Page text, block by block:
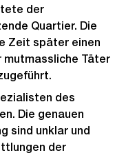
der
Quartier. Die
Zeit später einen
mutmassliche Täter
des
Die genauen
sind unklar und
der